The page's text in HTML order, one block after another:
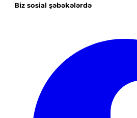
Biz sosial şəbəkələrdə